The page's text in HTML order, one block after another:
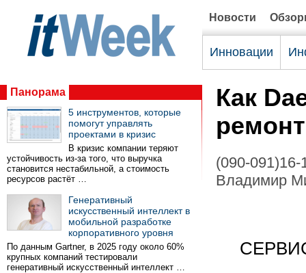
Новости
Инновации
Панорама
5 инструментов, которые
помогут управлять
проектами в кризис
В кризис компании теряют
устойчивость из-за того, что выручка
становится нестабильной, а стоимость
ресурсов растёт …
Генеративный
искусственный интеллект в
мобильной разработке
корпоративного уровня
По данным Gartner, в 2025 году около 60%
крупных компаний тестировали
генеративный искусственный интеллект …
Как
(090-091)16-
Владимир